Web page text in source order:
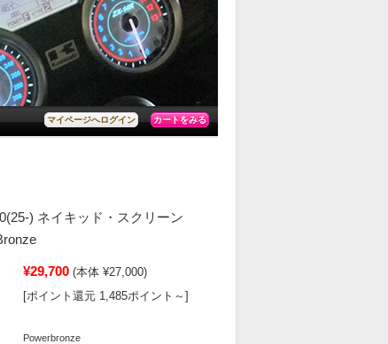
マイページへログイン カートをみる
) ネイキッド・スクリーン
¥29,700 (本体 ¥27,000)
[ポイント還元 1,485ポイント～]
Powerbronze